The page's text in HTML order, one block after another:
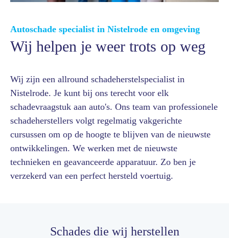
Autoschade specialist in Nistelrode en omgeving
Wij helpen je weer trots op weg
Wij zijn een allround schadeherstelspecialist in
Nistelrode. Je kunt bij ons terecht voor elk
schadevraagstuk aan auto's. Ons team van professionele
schadeherstellers volgt regelmatig vakgerichte
cursussen om op de hoogte te blijven van de nieuwste
ontwikkelingen. We werken met de nieuwste
technieken en geavanceerde apparatuur. Zo ben je
verzekerd van een perfect hersteld voertuig.
Schades die wij herstellen